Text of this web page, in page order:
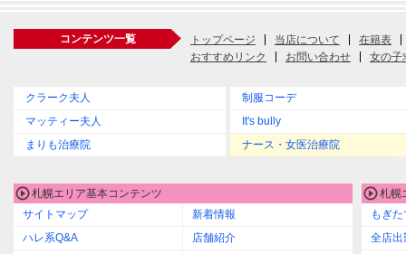
コンテンツ一覧 トップページ 当店について
在籍表
おすすめリンク
お問い合わせ 女の子
クラーク夫人
マッティー夫人
まりも治療院
制服コーデ
It's bully
ナース・女医治療院
札幌エリア基本コンテンツ
サイトマップ
ハレ系Q&A
新着情報
店舗紹介
札幌
もぎ
全店出